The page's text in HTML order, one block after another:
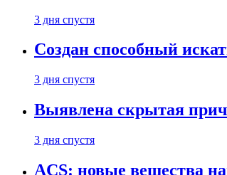
3 дня спустя
Создан способный
3 дня спустя
Выявлена скрытая
3 дня спустя
ACS: новые вещества